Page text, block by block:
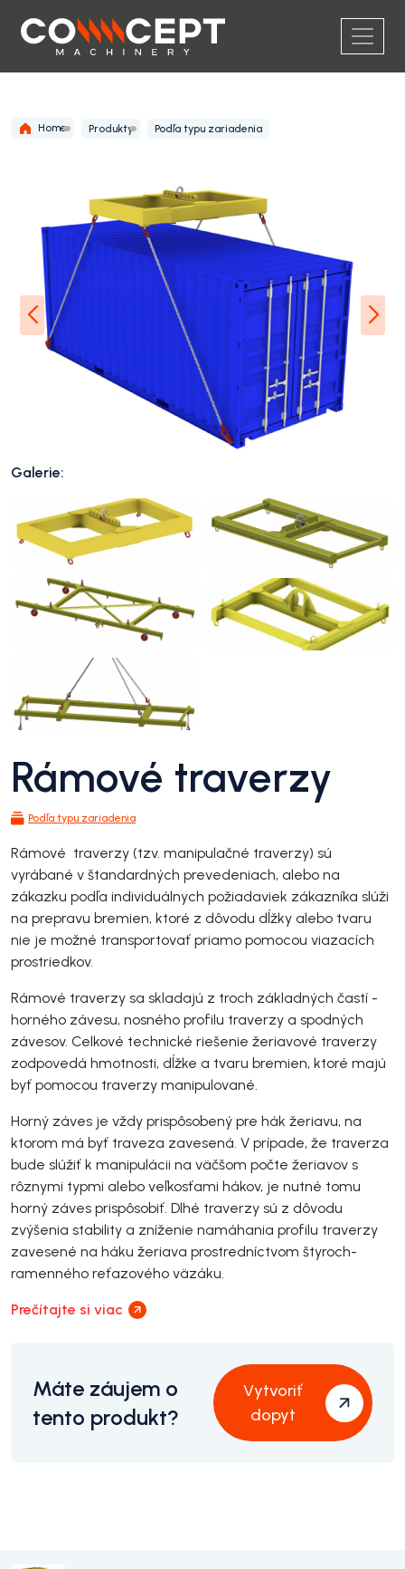
Home Produkty Podľa typu zariadenia
Galerie:
Rámové traverzy
Podľa typu zariadenia
Rámové traverzy (tzv. manipulačné traverzy) sú
vyrábané v štandardných prevedeniach, alebo na
zákazku podľa individuálnych požiadaviek zákazníka slúži
na prepravu bremien, ktoré z dôvodu dĺžky alebo tvaru
nie je možné transportovať priamo pomocou viazacích
prostriedkov.
Rámové traverzy sa skladajú z troch základných častí -
horného závesu, nosného profilu traverzy a spodných
závesov. Celkové technické riešenie žeriavové traverzy
zodpovedá hmotnosti, dĺžke a tvaru bremien, ktoré majú
byť pomocou traverzy manipulované.
Horný záves je vždy prispôsobený pre hák žeriavu, na
ktorom má byť traveza zavesená. V prípade, že traverza
bude slúžiť k manipulácii na väčšom počte žeriavov s
rôznymi typmi alebo veľkosťami hákov, je nutné tomu
horný záves prispôsobiť. Dlhé traverzy sú z dôvodu
zvýšenia stability a zníženie namáhania profilu traverzy
zavesené na háku žeriava prostredníctvom štyroch-
ramenného reťazového väzáku.
Prečítajte si viac
Máte záujem o
tento produkt?
Vytvoriť
dopyt